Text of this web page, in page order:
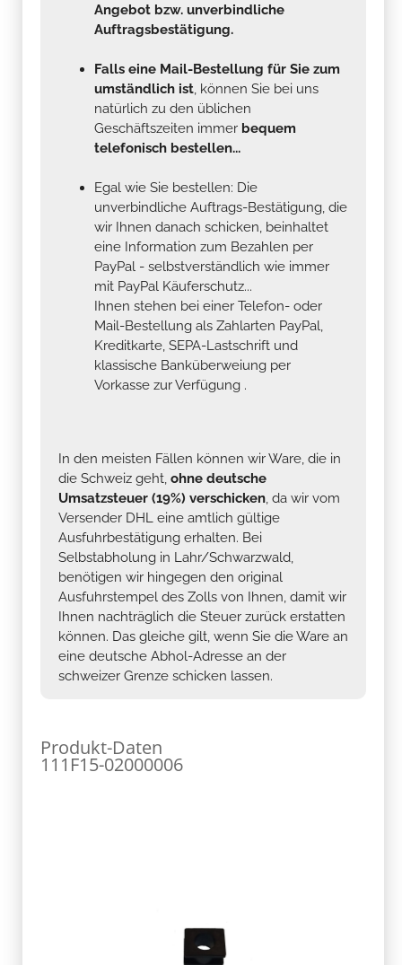
Angebot bzw. unverbindliche
Auftragsbestätigung.
Falls eine Mail-Bestellung für Sie zum
umständlich ist, können Sie bei uns
natürlich zu den üblichen
Geschäftszeiten immer bequem
telefonisch bestellen...
Egal wie Sie bestellen: Die
unverbindliche Auftrags-Bestätigung, die
wir Ihnen danach schicken, beinhaltet
eine Information zum Bezahlen per
PayPal - selbstverständlich wie immer
mit PayPal Käuferschutz...
Ihnen stehen bei einer Telefon- oder
Mail-Bestellung als Zahlarten PayPal,
Kreditkarte, SEPA-Lastschrift und
klassische Banküberweiung per
Vorkasse zur Verfügung .
In den meisten Fällen können wir Ware, die in
die Schweiz geht, ohne deutsche
Umsatzsteuer (19%) verschicken, da wir vom
Versender DHL eine amtlich gültige
Ausfuhrbestätigung erhalten. Bei
Selbstabholung in Lahr/Schwarzwald,
benötigen wir hingegen den original
Ausfuhrstempel des Zolls von Ihnen, damit wir
Ihnen nachträglich die Steuer zurück erstatten
können. Das gleiche gilt, wenn Sie die Ware an
eine deutsche Abhol-Adresse an der
schweizer Grenze schicken lassen.
Produkt-Daten
111F15-02000006